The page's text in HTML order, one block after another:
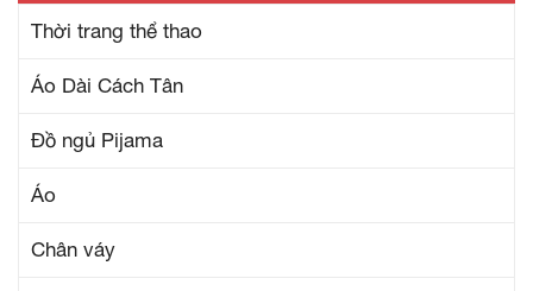
Thời trang thể thao
Áo Dài Cách Tân
Đồ ngủ Pijama
Áo
Chân váy